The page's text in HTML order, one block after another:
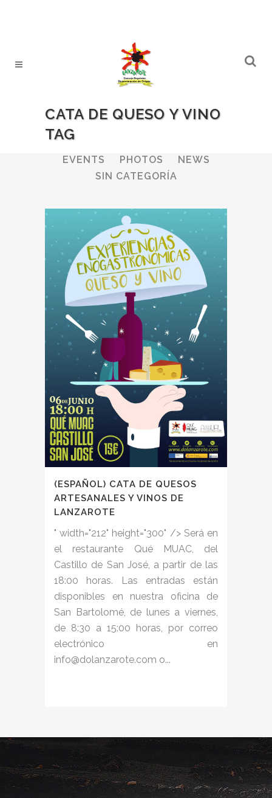
CATA DE QUESO Y VINO
TAG
ALL
EVENTS
PHOTOS
NEWS
SIN CATEGORÍA
(ESPAÑOL) CATA DE QUESOS
ARTESANALES Y VINOS DE
LANZAROTE
" width="212" height="300" /> Será en
el restaurante Qué MUAC, del
Castillo de San José, a partir de las
18:00 horas. Las entradas están
disponibles en nuestra oficina de
San Bartolomé, de lunes a viernes,
de 8:30 a 15:00 horas, por correo
electrónico en
info@dolanzarote.com o...